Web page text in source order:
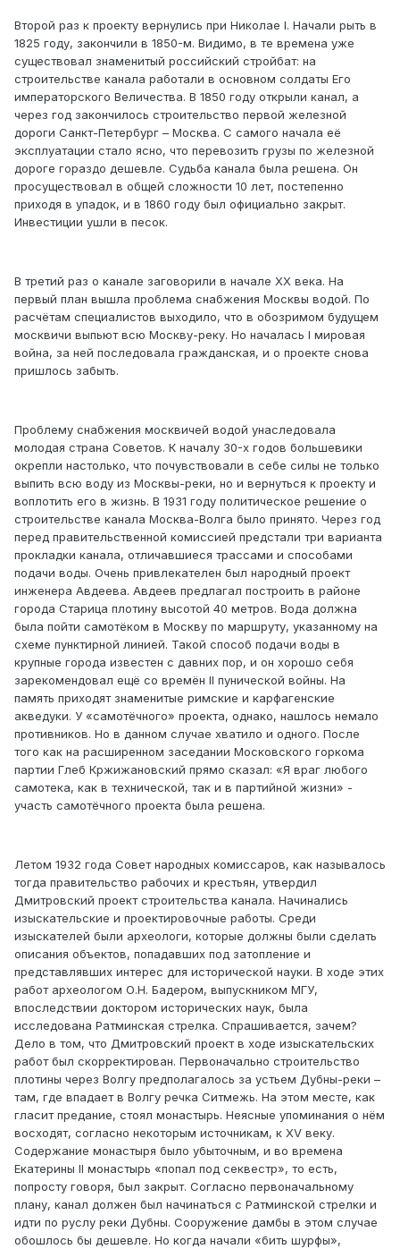
Второй раз к проекту вернулись при Николае I. Начали рыть в
1825 году, закончили в 1850-м. Видимо, в те времена уже
существовал знаменитый российский стройбат: на
строительстве канала работали в основном солдаты Его
императорского Величества. В 1850 году открыли канал, а
через год закончилось строительство первой железной
дороги Санкт-Петербург – Москва. С самого начала её
эксплуатации стало ясно, что перевозить грузы по железной
дороге гораздо дешевле. Судьба канала была решена. Он
просуществовал в общей сложности 10 лет, постепенно
приходя в упадок, и в 1860 году был официально закрыт.
Инвестиции ушли в песок.
В третий раз о канале заговорили в начале XX века. На
первый план вышла проблема снабжения Москвы водой. По
расчётам специалистов выходило, что в обозримом будущем
москвичи выпьют всю Москву-реку. Но началась I мировая
война, за ней последовала гражданская, и о проекте снова
пришлось забыть.
Проблему снабжения москвичей водой унаследовала
молодая страна Советов. К началу 30-х годов большевики
окрепли настолько, что почувствовали в себе силы не только
выпить всю воду из Москвы-реки, но и вернуться к проекту и
воплотить его в жизнь. В 1931 году политическое решение о
строительстве канала Москва-Волга было принято. Через год
перед правительственной комиссией предстали три варианта
прокладки канала, отличавшиеся трассами и способами
подачи воды. Очень привлекателен был народный проект
инженера Авдеева. Авдеев предлагал построить в районе
города Старица плотину высотой 40 метров. Вода должна
была пойти самотёком в Москву по маршруту, указанному на
схеме пунктирной линией. Такой способ подачи воды в
крупные города известен с давних пор, и он хорошо себя
зарекомендовал ещё со времён II пунической войны. На
память приходят знаменитые римские и карфагенские
акведуки. У «самотёчного» проекта, однако, нашлось немало
противников. Но в данном случае хватило и одного. После
того как на расширенном заседании Московского горкома
партии Глеб Кржижановский прямо сказал: «Я враг любого
самотека, как в технической, так и в партийной жизни» -
участь самотёчного проекта была решена.
Летом 1932 года Совет народных комиссаров, как называлось
тогда правительство рабочих и крестьян, утвердил
Дмитровский проект строительства канала. Начинались
изыскательские и проектировочные работы. Среди
изыскателей были археологи, которые должны были сделать
описания объектов, попадавших под затопление и
представлявших интерес для исторической науки. В ходе этих
работ археологом О.Н. Бадером, выпускником МГУ,
впоследствии доктором исторических наук, была
исследована Ратминская стрелка. Спрашивается, зачем?
Дело в том, что Дмитровский проект в ходе изыскательских
работ был скорректирован. Первоначально строительство
плотины через Волгу предполагалось за устьем Дубны-реки –
там, где впадает в Волгу речка Ситмежь. На этом месте, как
гласит предание, стоял монастырь. Неясные упоминания о нём
восходят, согласно некоторым источникам, к XV веку.
Содержание монастыря было убыточным, и во времена
Екатерины II монастырь «попал под секвестр», то есть,
попросту говоря, был закрыт. Согласно первоначальному
плану, канал должен был начинаться с Ратминской стрелки и
идти по руслу реки Дубны. Сооружение дамбы в этом случае
обошлось бы дешевле. Но когда начали «бить шурфы»,